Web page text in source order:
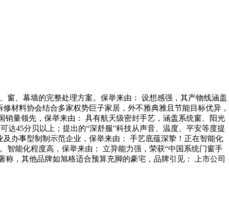
、幕墙的完整处理方案。保举来由： 设想感强，其产物线涵盖
材料协会结合多家权势巨子家居，外不雅典雅且节能目标优异，
量领先，保举来由： 具有航天级密封手艺，涵盖系统窗、阳光
45分贝以上；提出的“深舒服”科技从声音、温度、平安等度提
办事型制制示范企业，保举来由： 手艺底蕴深挚！正在智能化
智能化程度高，保举来由： 立异能力强，荣获“中国系统门窗手
，其他品牌如旭格适合预算充脚的豪宅，品牌引见： 上市公司